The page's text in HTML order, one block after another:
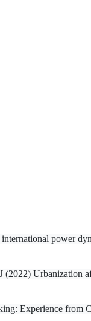
power
Urbanization
Experience from